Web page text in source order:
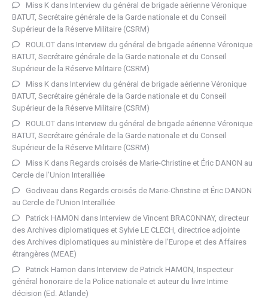
Miss K dans Interview du général de brigade aérienne Véronique
BATUT, Secrétaire générale de la Garde nationale et du Conseil
Supérieur de la Réserve Militaire (CSRM)
ROULOT dans Interview du général de brigade aérienne Véronique
BATUT, Secrétaire générale de la Garde nationale et du Conseil
Supérieur de la Réserve Militaire (CSRM)
Miss K dans Interview du général de brigade aérienne Véronique
BATUT, Secrétaire générale de la Garde nationale et du Conseil
Supérieur de la Réserve Militaire (CSRM)
ROULOT dans Interview du général de brigade aérienne Véronique
BATUT, Secrétaire générale de la Garde nationale et du Conseil
Supérieur de la Réserve Militaire (CSRM)
Miss K dans Regards croisés de Marie-Christine et Éric DANON au
Cercle de l’Union Interalliée
Godiveau dans Regards croisés de Marie-Christine et Éric DANON
au Cercle de l’Union Interalliée
Patrick HAMON dans Interview de Vincent BRACONNAY, directeur
des Archives diplomatiques et Sylvie LE CLECH, directrice adjointe
des Archives diplomatiques au ministère de l’Europe et des Affaires
étrangères (MEAE)
Patrick Hamon dans Interview de Patrick HAMON, Inspecteur
général honoraire de la Police nationale et auteur du livre Intime
décision (Ed. Atlande)